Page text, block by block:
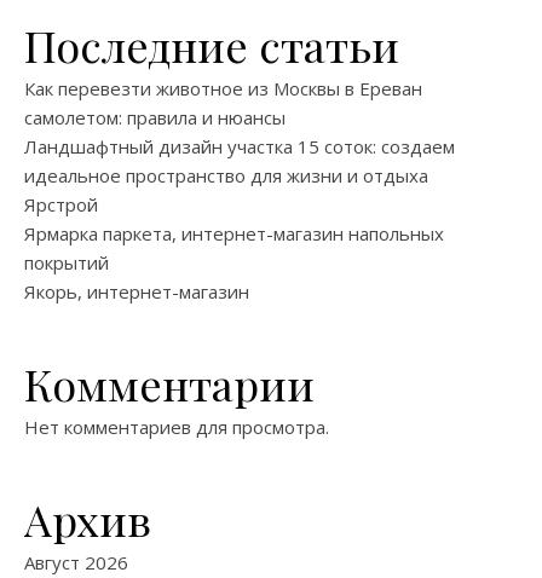
Последние статьи
Как перевезти животное из Москвы в Ереван
самолетом: правила и нюансы
Ландшафтный дизайн участка 15 соток: создаем
идеальное пространство для жизни и отдыха
Ярстрой
Ярмарка паркета, интернет-магазин напольных
покрытий
Якорь, интернет-магазин
Комментарии
Нет комментариев для просмотра.
Архив
Август 2026